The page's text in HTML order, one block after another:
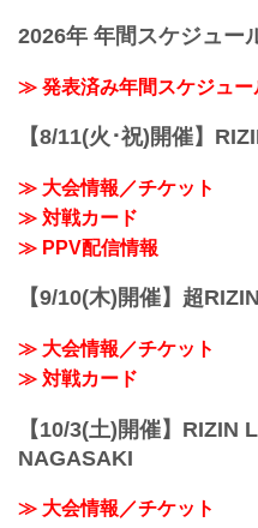
2026年 年間スケジュー
≫ 発表済み年間スケジュー
【8/11(火･祝)開催】
≫ 大会情報／チケット
≫ 対戦カード
≫ PPV配信情報
【9/10(木)開催】超
≫ 大会情報／チケット
≫ 対戦カード
【10/3(土)開催】RIZIN
NAGASAKI
≫ 大会情報／チケット